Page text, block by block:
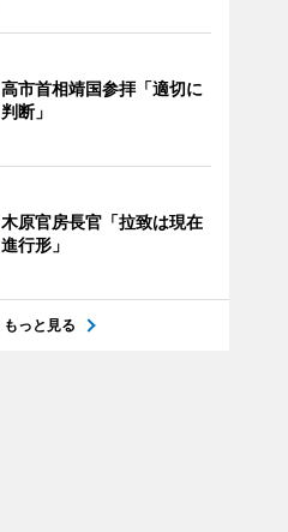
高市首相靖国参拝「適切に
判断」
木原官房長官「拉致は現在
進行形」
もっと見る